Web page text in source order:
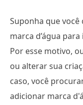
Suponha que você
marca d’água
Por esse motivo,
ou alterar sua
caso, você
adicionar marca